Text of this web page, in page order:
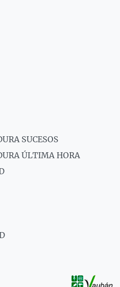
SUCESOS
ÚLTIMA HORA